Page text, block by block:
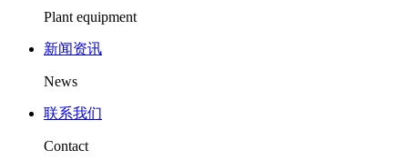
Plant equipment
新闻资讯
News
联系我们
Contact